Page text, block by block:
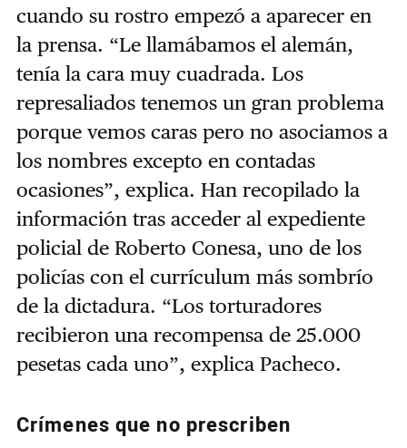
cuando su rostro empezó a aparecer en
la prensa. “Le llamábamos el alemán,
tenía la cara muy cuadrada. Los
represaliados tenemos un gran problema
porque vemos caras pero no asociamos a
los nombres excepto en contadas
ocasiones”, explica. Han recopilado la
información tras acceder al expediente
policial de Roberto Conesa, uno de los
policías con el currículum más sombrío
de la dictadura. “Los torturadores
recibieron una recompensa de 25.000
pesetas cada uno”, explica Pacheco.
Crímenes que no prescriben